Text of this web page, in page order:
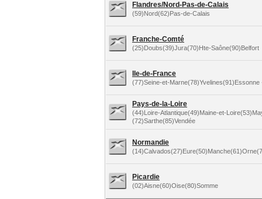
Flandres/Nord-Pas-de-Calais
(59)Nord(62)Pas-de-Calais
Franche-Comté
(25)Doubs(39)Jura(70)Hte-Saône(90)Belfort
Ile-de-France
(77)Seine-et-
Pays-de-la-Loire
(44)Loire-Atlantique(49)Maine-et-
(72)Sarthe(85)Vendée
Normandie
Picardie
(02)Aisne(60)Oise(80)Somme